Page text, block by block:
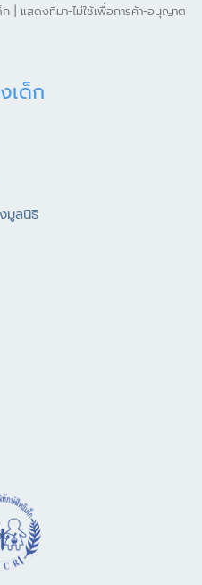
แสดงที่มา-ไม่ใช้เพื่อการค้า-อนุญาต
เด็ก
มูลนิธิ